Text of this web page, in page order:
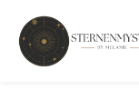
Inhalt
springen